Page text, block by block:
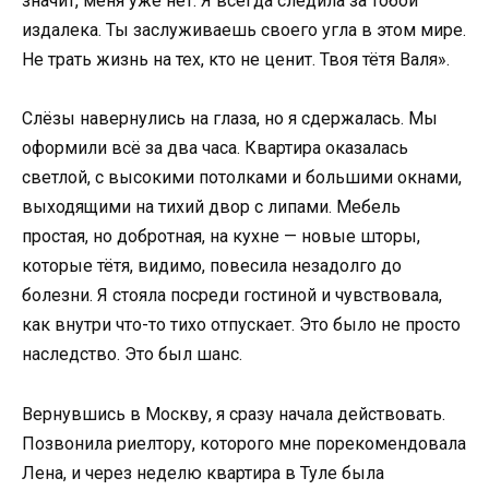
издалека. Ты заслуживаешь своего угла в этом мире.
Не трать жизнь на тех, кто не ценит. Твоя тётя Валя».
Слёзы навернулись на глаза, но я сдержалась. Мы
оформили всё за два часа. Квартира оказалась
светлой, с высокими потолками и большими окнами,
выходящими на тихий двор с липами. Мебель
простая, но добротная, на кухне — новые шторы,
которые тётя, видимо, повесила незадолго до
болезни. Я стояла посреди гостиной и чувствовала,
как внутри что-то тихо отпускает. Это было не просто
наследство. Это был шанс.
Вернувшись в Москву, я сразу начала действовать.
Позвонила риелтору, которого мне порекомендовала
Лена, и через неделю квартира в Туле была